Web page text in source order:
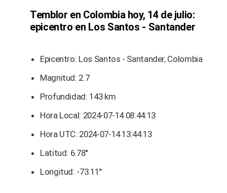
Temblor en Colombia hoy, 14 de julio:
epicentro en Los Santos - Santander
Epicentro: Los Santos - Santander, Colombia
Magnitud: 2.7
Profundidad: 143 km
Hora Local: 2024-07-14 08:44:13
Hora UTC: 2024-07-14 13:44:13
Latitud: 6.78°
Longitud: -73.11°